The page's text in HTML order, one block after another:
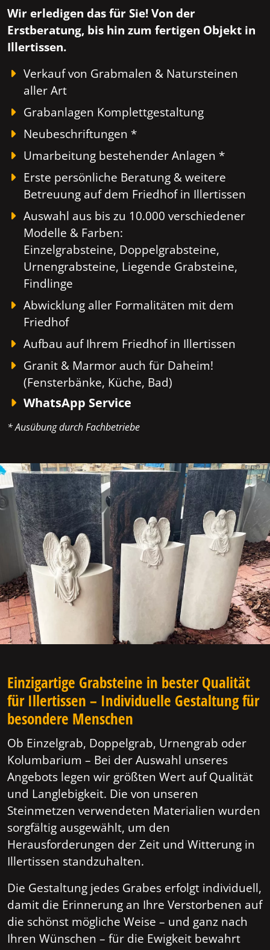
Wir erledigen das für Sie! Von der
Erstberatung, bis hin zum fertigen Objekt in
Illertissen.
Verkauf von Grabmalen & Natursteinen
aller Art
Grabanlagen Komplettgestaltung
Neubeschriftungen *
Umarbeitung bestehender Anlagen *
Erste persönliche Beratung & weitere
Betreuung auf dem Friedhof in Illertissen
Auswahl aus bis zu 10.000 verschiedener
Modelle & Farben:
Einzelgrabsteine, Doppelgrabsteine,
Urnengrabsteine, Liegende Grabsteine,
Findlinge
Abwicklung aller Formalitäten mit dem
Friedhof
Aufbau auf Ihrem Friedhof in Illertissen
Granit & Marmor auch für Daheim!
(Fensterbänke, Küche, Bad)
WhatsApp Service
* Ausübung durch Fachbetriebe
Einzigartige Grabsteine in bester Qualität
für Illertissen – Individuelle Gestaltung für
besondere Menschen
Ob Einzelgrab, Doppelgrab, Urnengrab oder
Kolumbarium – Bei der Auswahl unseres
Angebots legen wir größten Wert auf Qualität
und Langlebigkeit. Die von unseren
Steinmetzen verwendeten Materialien wurden
sorgfältig ausgewählt, um den
Herausforderungen der Zeit und Witterung in
Illertissen standzuhalten.
Die Gestaltung jedes Grabes erfolgt individuell,
damit die Erinnerung an Ihre Verstorbenen auf
die schönst mögliche Weise – und ganz nach
Ihren Wünschen – für die Ewigkeit bewahrt